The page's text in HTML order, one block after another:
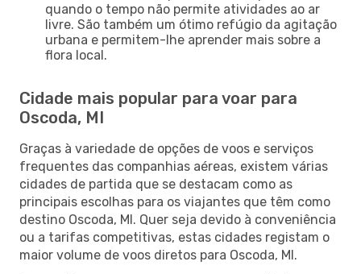
quando o tempo não permite atividades ao ar
livre. São também um ótimo refúgio da agitação
urbana e permitem-lhe aprender mais sobre a
flora local.
Cidade mais popular para voar para
Oscoda, MI
Graças à variedade de opções de voos e serviços
frequentes das companhias aéreas, existem várias
cidades de partida que se destacam como as
principais escolhas para os viajantes que têm como
destino Oscoda, MI. Quer seja devido à conveniência
ou a tarifas competitivas, estas cidades registam o
maior volume de voos diretos para Oscoda, MI.